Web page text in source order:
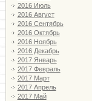
2016 Июль
2016 Август
2016 Сентябрь
2016 Октябрь
2016 Ноябрь
2016 Декабрь
2017 Январь
2017 Февраль
2017 Март
2017 Апрель
2017 Май